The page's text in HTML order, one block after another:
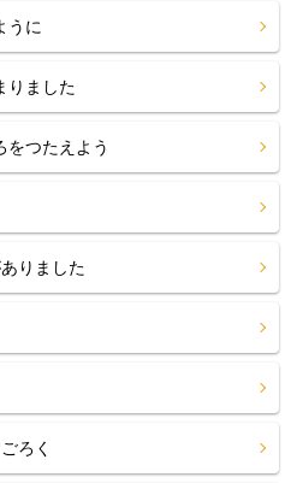
うに
りました
つたえよう
りました
ろく